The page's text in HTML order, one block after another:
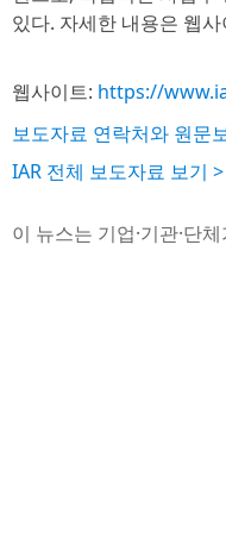
있다. 자세한 내용은 웹
웹사이트: https://
보도자료 연락처와 원문
IAR 전체 보도자료 보기 >
이 뉴스는 기업·기관·단